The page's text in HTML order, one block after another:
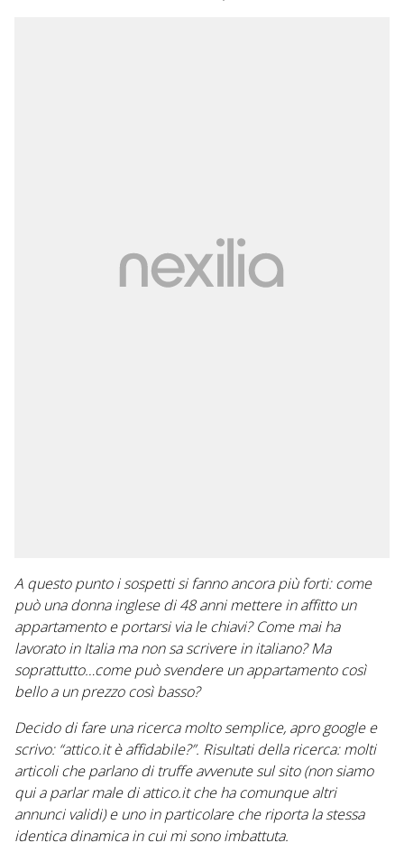
A questo punto i sospetti si fanno ancora più forti: come
può una donna inglese di 48 anni mettere in affitto un
appartamento e portarsi via le chiavi? Come mai ha
lavorato in Italia ma non sa scrivere in italiano? Ma
soprattutto…come può svendere un appartamento così
bello a un prezzo così basso?
Decido di fare una ricerca molto semplice, apro google e
scrivo: “attico.it è affidabile?”. Risultati della ricerca: molti
articoli che parlano di truffe avvenute sul sito (non siamo
qui a parlar male di attico.it che ha comunque altri
annunci validi) e uno in particolare che riporta la stessa
identica dinamica in cui mi sono imbattuta.